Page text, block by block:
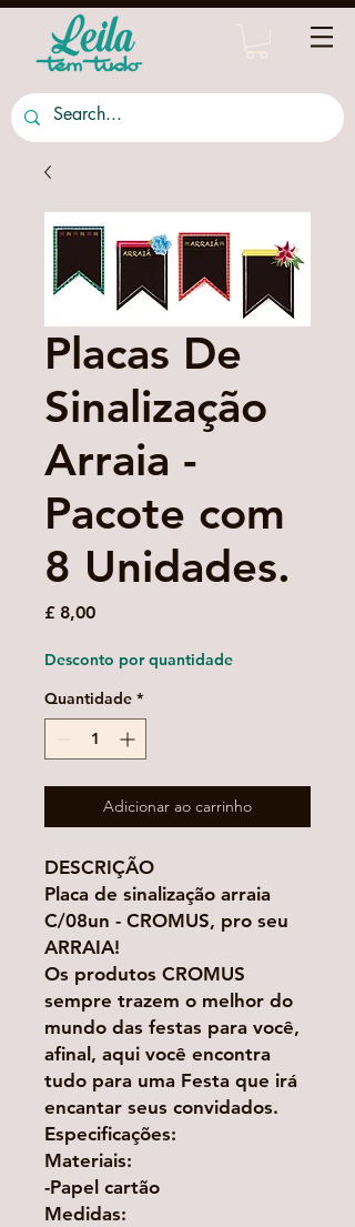
Placas De
Sinalização
Arraia -
Pacote com
8 Unidades.
£ 8,00Preço
Desconto por quantidade
Quantidade *
Adicionar ao carrinho
DESCRIÇÃO
Placa de sinalização arraia
C/08un - CROMUS, pro seu
ARRAIA!
Os produtos CROMUS
sempre trazem o melhor do
mundo das festas para você,
afinal, aqui você encontra
tudo para uma Festa que irá
encantar seus convidados.
Especificações:
Materiais:
-Papel cartão
Medidas: